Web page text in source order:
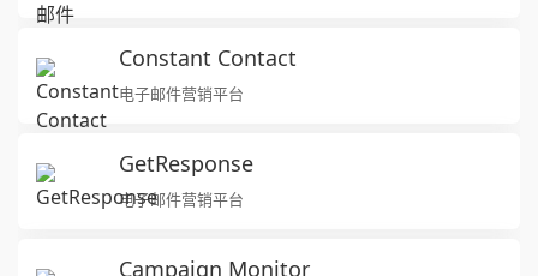
Constant Contact
电子邮件营销平台
GetResponse
电子邮件营销平台
Campaign Monitor